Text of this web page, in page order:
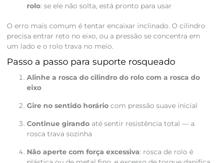
rolo: se ele não solta, está pronto para usar
O erro mais comum é tentar encaixar inclinado. O cilindro
precisa entrar reto no eixo, ou a pressão se concentra em
um lado e o rolo trava no meio.
Passo a passo para suporte rosqueado
Alinhe a rosca do cilindro do rolo com a rosca do
eixo
Gire no sentido horáriocom pressão suave inicial
Continue girandoaté sentir resistência total — a
rosca trava sozinha
Não aperte com força excessiva: rosca de rolo é